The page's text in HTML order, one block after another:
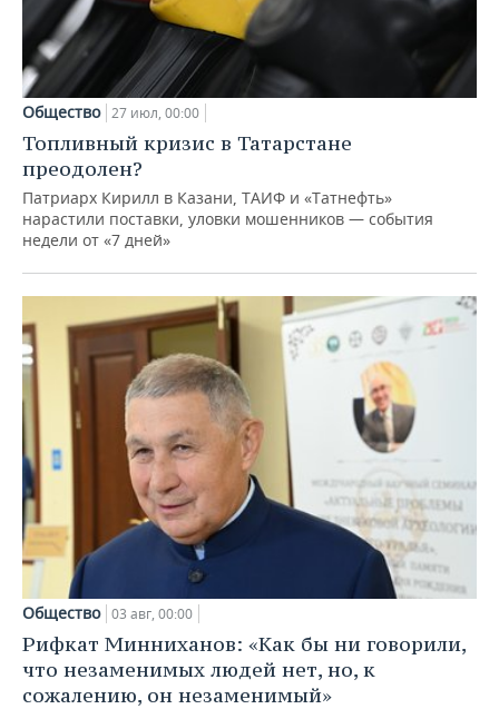
Общество 27 июл, 00:00
Топливный кризис в Татарстане
преодолен?
Патриарх Кирилл в Казани, ТАИФ и «Татнефть»
нарастили поставки, уловки мошенников — события
недели от «7 дней»
Общество 03 авг, 00:00
Рифкат Минниханов: «Как бы ни говорили,
что незаменимых людей нет, но, к
сожалению, он незаменимый»